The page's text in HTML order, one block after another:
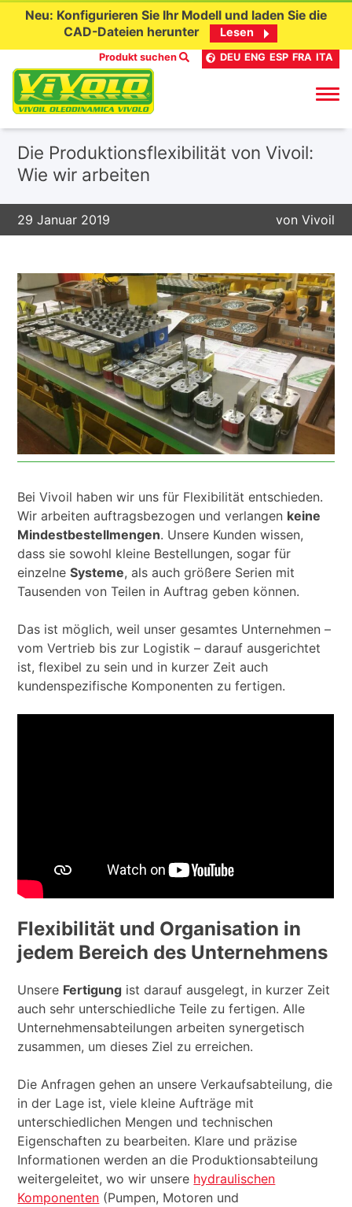
content
Neu: Konfigurieren Sie Ihr Modell und laden Sie die
CAD-Dateien herunter
Lesen
Produkt suchen DEU ENG ESP FRA ITA
Die Produktionsflexibilität von Vivoil:
Wie wir arbeiten
29 Januar 2019 von Vivoil
Bei Vivoil haben wir uns für Flexibilität entschieden.
Wir arbeiten auftragsbezogen und verlangen keine
Mindestbestellmengen. Unsere Kunden wissen,
dass sie sowohl kleine Bestellungen, sogar für
einzelneSysteme, als auch größere Serien mit
Tausenden von Teilen in Auftrag geben können.
Das ist möglich, weil unser gesamtes Unternehmen –
vom Vertrieb bis zur Logistik – darauf ausgerichtet
ist, flexibel zu sein und in kurzer Zeit auch
kundenspezifische Komponenten zu fertigen.
Flexibilität und Organisation in
jedem Bereich des Unternehmens
Unsere Fertigung ist darauf ausgelegt, in kurzer Zeit
auch sehr unterschiedliche Teile zu fertigen. Alle
Unternehmensabteilungen arbeiten synergetisch
zusammen, um dieses Ziel zu erreichen.
Die Anfragen gehen an unsere Verkaufsabteilung, die
in der Lage ist, viele kleine Aufträge mit
unterschiedlichen Mengen und technischen
Eigenschaften zu bearbeiten. Klare und präzise
Informationen werden an die Produktionsabteilung
weitergeleitet, wo wir unsere hydraulischen
Komponenten (Pumpen, Motoren und